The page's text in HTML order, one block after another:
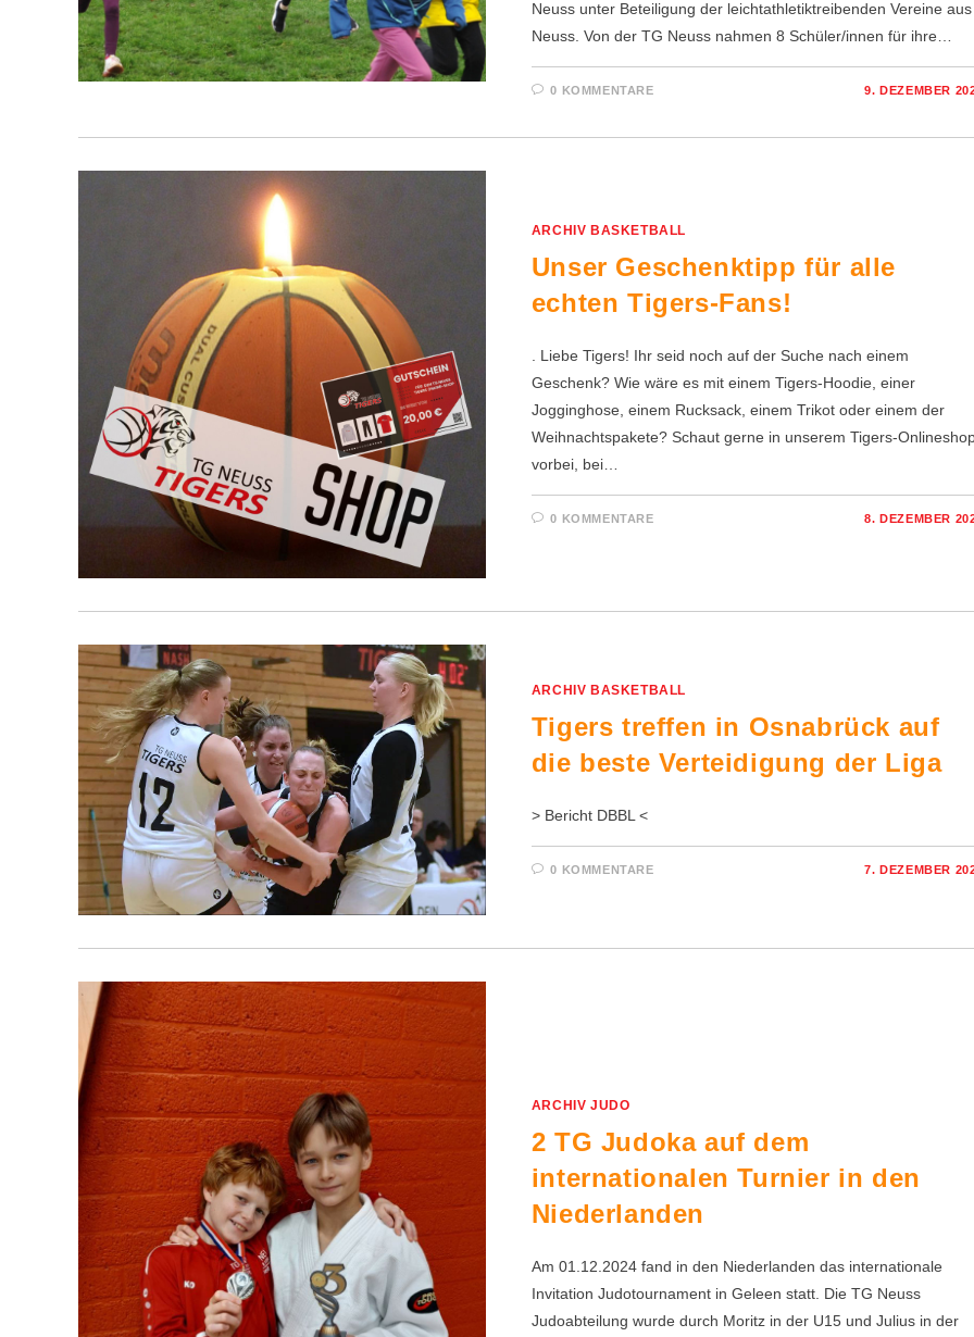
Neuss unter Beteiligung der leichtathletiktreibenden Vereine aus
Neuss. Von der TG Neuss nahmen 8 Schüler/innen für ihre…
0 KOMMENTARE 9. DEZEMBER
ARCHIV BASKETBALL
Unser Geschenktipp für alle
echten Tigers-Fans!
. Liebe Tigers! Ihr seid noch auf der Suche nach einem
Geschenk? Wie wäre es mit einem Tigers-Hoodie, einer
Jogginghose, einem Rucksack, einem Trikot oder einem der
Weihnachtspakete? Schaut gerne in unserem Tigers-
vorbei, bei…
0 KOMMENTARE 8. DEZEMBER
ARCHIV BASKETBALL
Tigers treffen in Osnabrück auf
die beste Verteidigung der Liga
> Bericht DBBL <
0 KOMMENTARE 7. DEZEMBER
ARCHIV JUDO
2 TG Judoka auf dem
internationalen Turnier in den
Niederlanden
Am 01.12.2024 fand in den Niederlanden das internationale
Invitation Judotournament in Geleen statt. Die TG Neuss
Judoabteilung wurde durch Moritz in der U15 und Julius in der